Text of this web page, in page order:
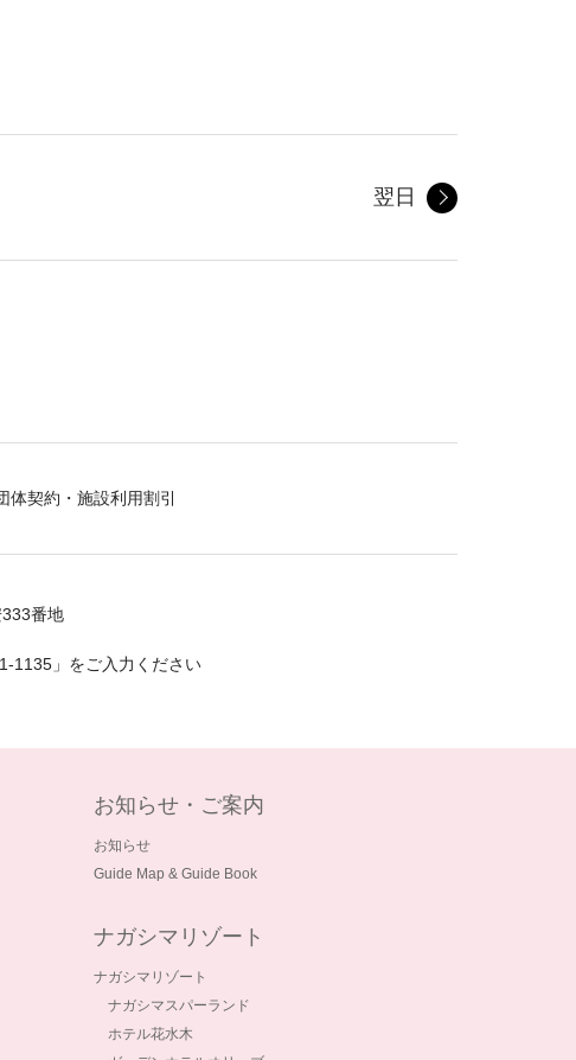
翌日
体契約・施設利用割引
番地
1135」をご入力ください
お知らせ・ご案内
お知らせ
Guide Map & Guide Book
ナガシマリゾート
ナガシマリゾート
ナガシマスパーランド
ホテル花水木